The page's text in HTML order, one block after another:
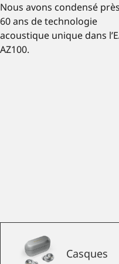
Nous avons condensé
60 ans de technologie
acoustique unique dans
AZ100.
Casques